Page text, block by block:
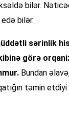
bilər.
edə bilər.
sərinlik
görə
Bundan
təmin etdiyi